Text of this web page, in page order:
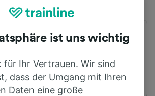
Letzter Zug
ist uns wichtig
für Ihr Vertrauen. Wir sind
dass der Umgang mit Ihren
Daten eine große